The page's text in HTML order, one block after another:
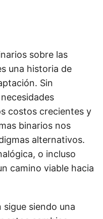
sobre las
una historia de
Sin
costos crecientes y
binarios nos
alternativos.
o incluso
camino viable hacia
siendo una